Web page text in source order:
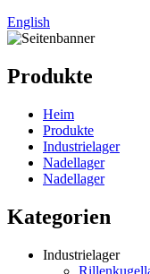
English
Produkte
Heim
Produkte
Industrielager
Nadellager
Nadellager
Kategorien
Industrielager